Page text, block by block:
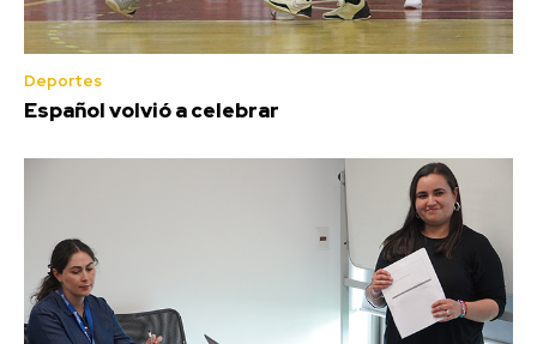
Deportes
Español volvió a celebrar